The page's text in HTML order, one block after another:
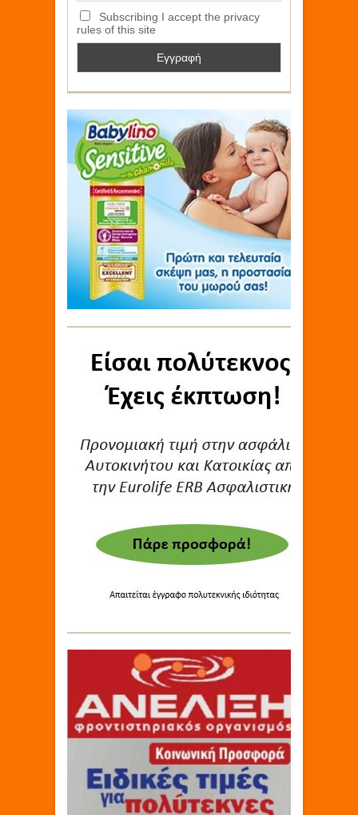
Subscribing I accept the privacy
rules of this site